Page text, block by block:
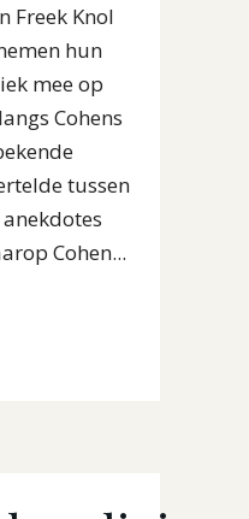
Freek Knol
hun
mee op
Cohens
tussen
Cohen...